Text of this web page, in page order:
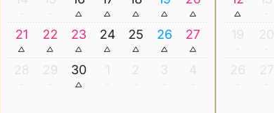
21 22 23 24 25 26 27
28 29 30 1 2 3 4
19 20
26 27